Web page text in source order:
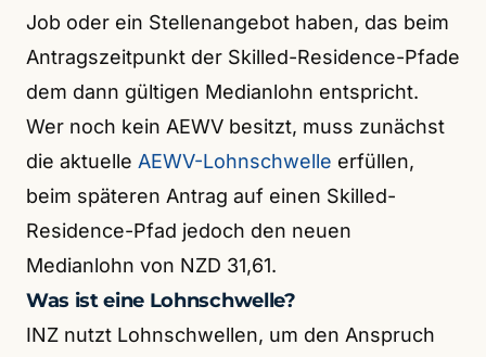
Job oder ein Stellenangebot haben, das beim
Antragszeitpunkt der Skilled-Residence-Pfade
dem dann gültigen Medianlohn entspricht.
Wer noch kein AEWV besitzt, muss zunächst
die aktuelle AEWV-Lohnschwelle erfüllen,
beim späteren Antrag auf einen Skilled-
Residence-Pfad jedoch den neuen
Medianlohn von NZD 31,61.
Was ist eine Lohnschwelle?
INZ nutzt Lohnschwellen, um den Anspruch